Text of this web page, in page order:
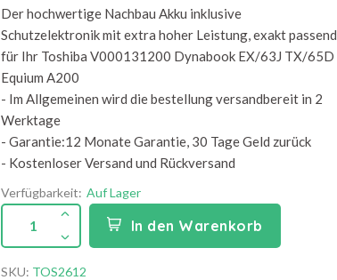
Der hochwertige Nachbau Akku inklusive
Schutzelektronik mit extra hoher Leistung, exakt passend
für Ihr Toshiba V000131200 Dynabook EX/63J TX/65D
Equium A200
- Im Allgemeinen wird die bestellung versandbereit in 2
Werktage
- Garantie:12 Monate Garantie, 30 Tage Geld zurück
- Kostenloser Versand und Rückversand
Verfügbarkeit: Auf Lager
1 In den Warenkorb
SKU: TOS2612